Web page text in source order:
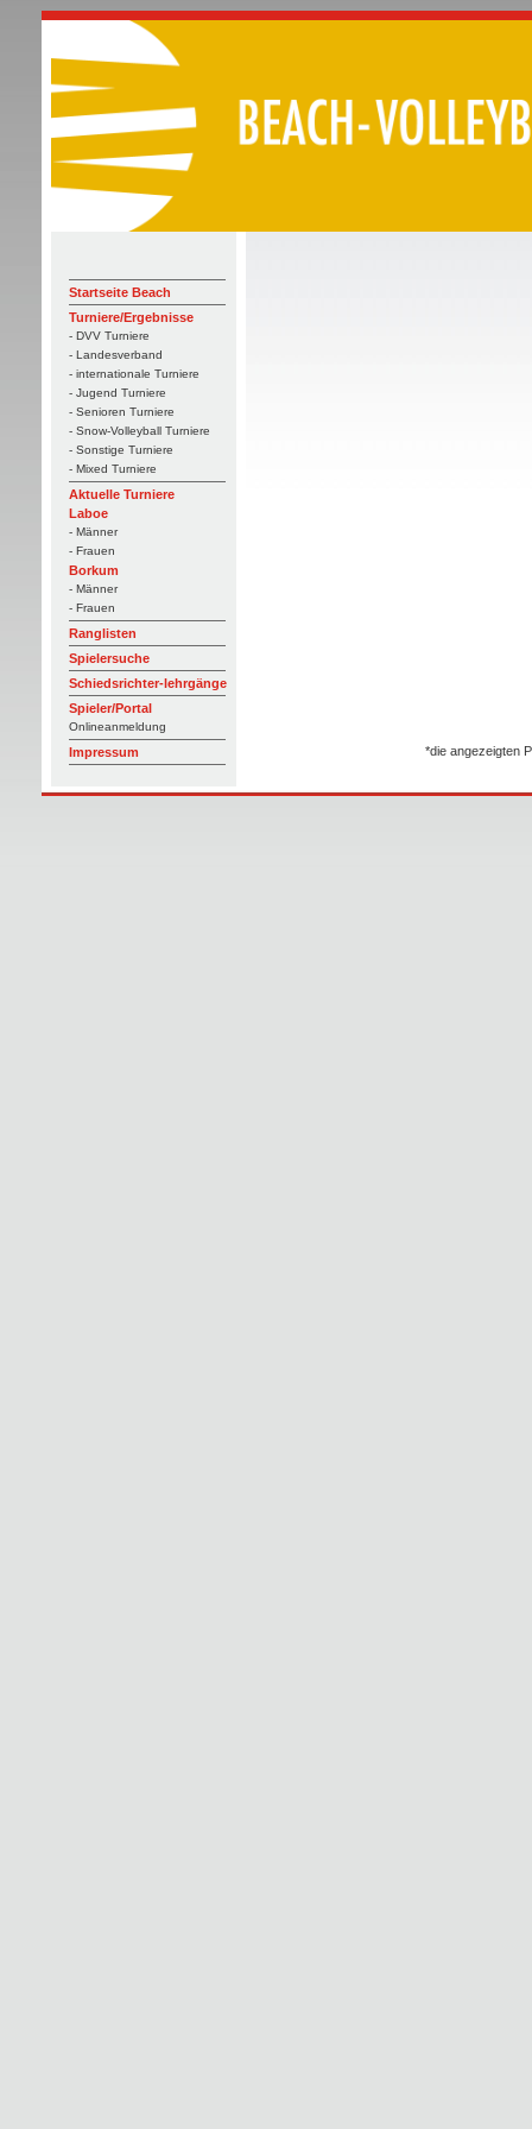
Startseite Beach
Turniere/Ergebnisse
- DVV Turniere
- Landesverband
- internationale Turniere
- Jugend Turniere
- Senioren Turniere
- Snow-Volleyball Turniere
- Sonstige Turniere
- Mixed Turniere
Aktuelle Turniere
Laboe
- Männer
- Frauen
Borkum
- Männer
- Frauen
Ranglisten
Spielersuche
Schiedsrichter-lehrgänge
Spieler/Portal
Onlineanmeldung
Impressum *die angezeigten